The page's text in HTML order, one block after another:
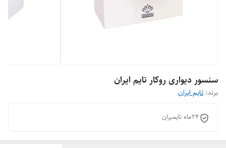
سنسور دیواری روکار تایم ایران
برند: تایم ایران
24ماه تایمیران